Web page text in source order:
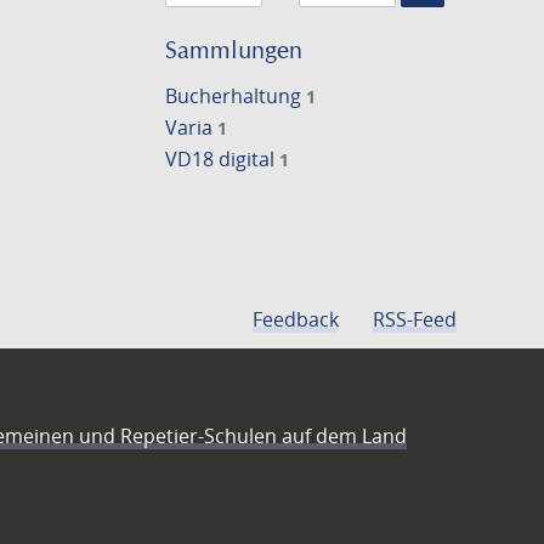
Suche
Sammlungen
Bucherhaltung 1
Varia 1
VD18 digital 1
Feedback RSS-Feed
und Repetier-Schulen auf dem Land